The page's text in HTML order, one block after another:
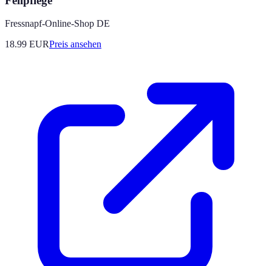
Fressnapf-Online-Shop DE
18.99 EURPreis ansehen